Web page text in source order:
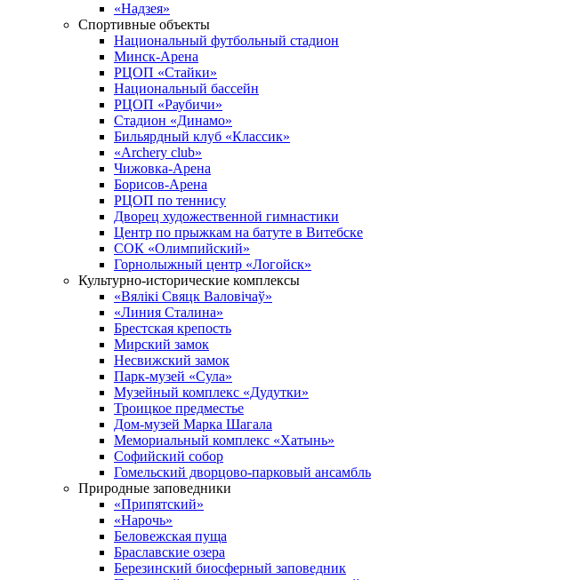
«Надзея»
Спортивные объекты
Национальный футбольный стадион
Минск-Арена
РЦОП «Стайки»
Национальный бассейн
РЦОП «Раубичи»
Стадион «Динамо»
Бильярдный клуб «Классик»
«Archery club»
Чижовка-Арена
Борисов-Арена
РЦОП по теннису
Дворец художественной гимнастики
Центр по прыжкам на батуте в Витебске
СОК «Олимпийский»
Горнолыжный центр «Логойск»
Культурно-исторические комплексы
«Вялікі Свяцк Валовічаў»
«Линия Сталина»
Брестская крепость
Мирский замок
Несвижский замок
Парк-музей «Сула»
Музейный комплекс «Дудутки»
Троицкое предместье
Дом-музей Марка Шагала
Мемориальный комплекс «Хатынь»
Софийский собор
Гомельский дворцово-парковый ансамбль
Природные заповедники
«Припятский»
«Нарочь»
Беловежская пуща
Браславские озера
Березинский биосферный заповедник